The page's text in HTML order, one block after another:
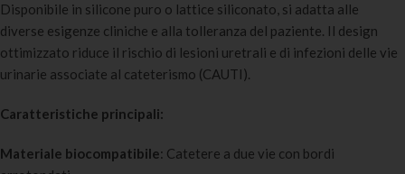
Disponibile in silicone puro o lattice siliconato, si adatta alle
diverse esigenze cliniche e alla tolleranza del paziente. Il design
ottimizzato riduce il rischio di lesioni uretrali e di infezioni delle vie
urinarie associate al cateterismo (CAUTI).
Caratteristiche principali:
Materiale biocompatibile: Catetere a due vie con bordi